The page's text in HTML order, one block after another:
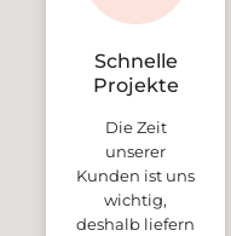
Schnelle
Projekte
Die Zeit
unserer
Kunden ist uns
wichtig,
deshalb liefern